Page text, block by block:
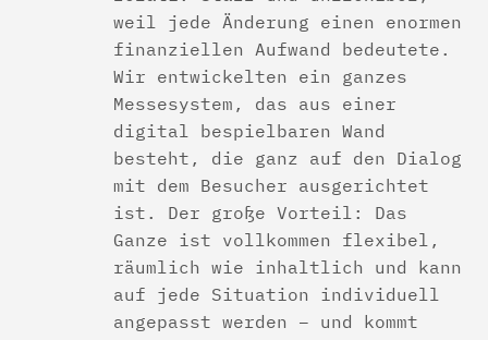
weil jede Änderung einen enormen
finanziellen Aufwand bedeutete.
Wir entwickelten ein ganzes
Messesystem, das aus einer
digital bespielbaren Wand
besteht, die ganz auf den Dialog
mit dem Besucher ausgerichtet
ist. Der große Vorteil: Das
Ganze ist vollkommen flexibel,
räumlich wie inhaltlich und kann
auf jede Situation individuell
angepasst werden – und kommt